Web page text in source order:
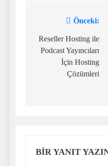
gezinmesi
Önceki:
Reseller Hosting ile
Podcast Yayıncıları
İçin Hosting
Çözümleri
BIR YANIT